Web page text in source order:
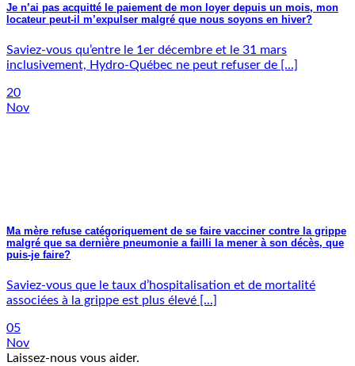
Je n’ai pas acquitté le paiement de mon loyer depuis un mois, mon
locateur peut-il m’expulser malgré que nous soyons en hiver?
Saviez-vous qu’entre le 1er décembre et le 31 mars
inclusivement, Hydro-Québec ne peut refuser de [...]
20
Nov
Ma mère refuse catégoriquement de se faire vacciner contre la grippe
malgré que sa dernière pneumonie a failli la mener à son décès, que
puis-je faire?
Saviez-vous que le taux d’hospitalisation et de mortalité
associées à la grippe est plus élevé [...]
05
Nov
Laissez-nous vous aider.